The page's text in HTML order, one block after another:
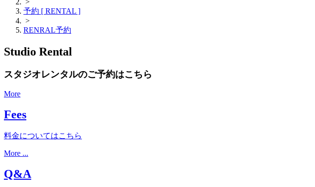
予約 [ RENTAL ]
>
RENRAL予約
Studio Rental
スタジオレンタルのご予約はこちら
More
Fees
料金についてはこちら
More ...
Q&A